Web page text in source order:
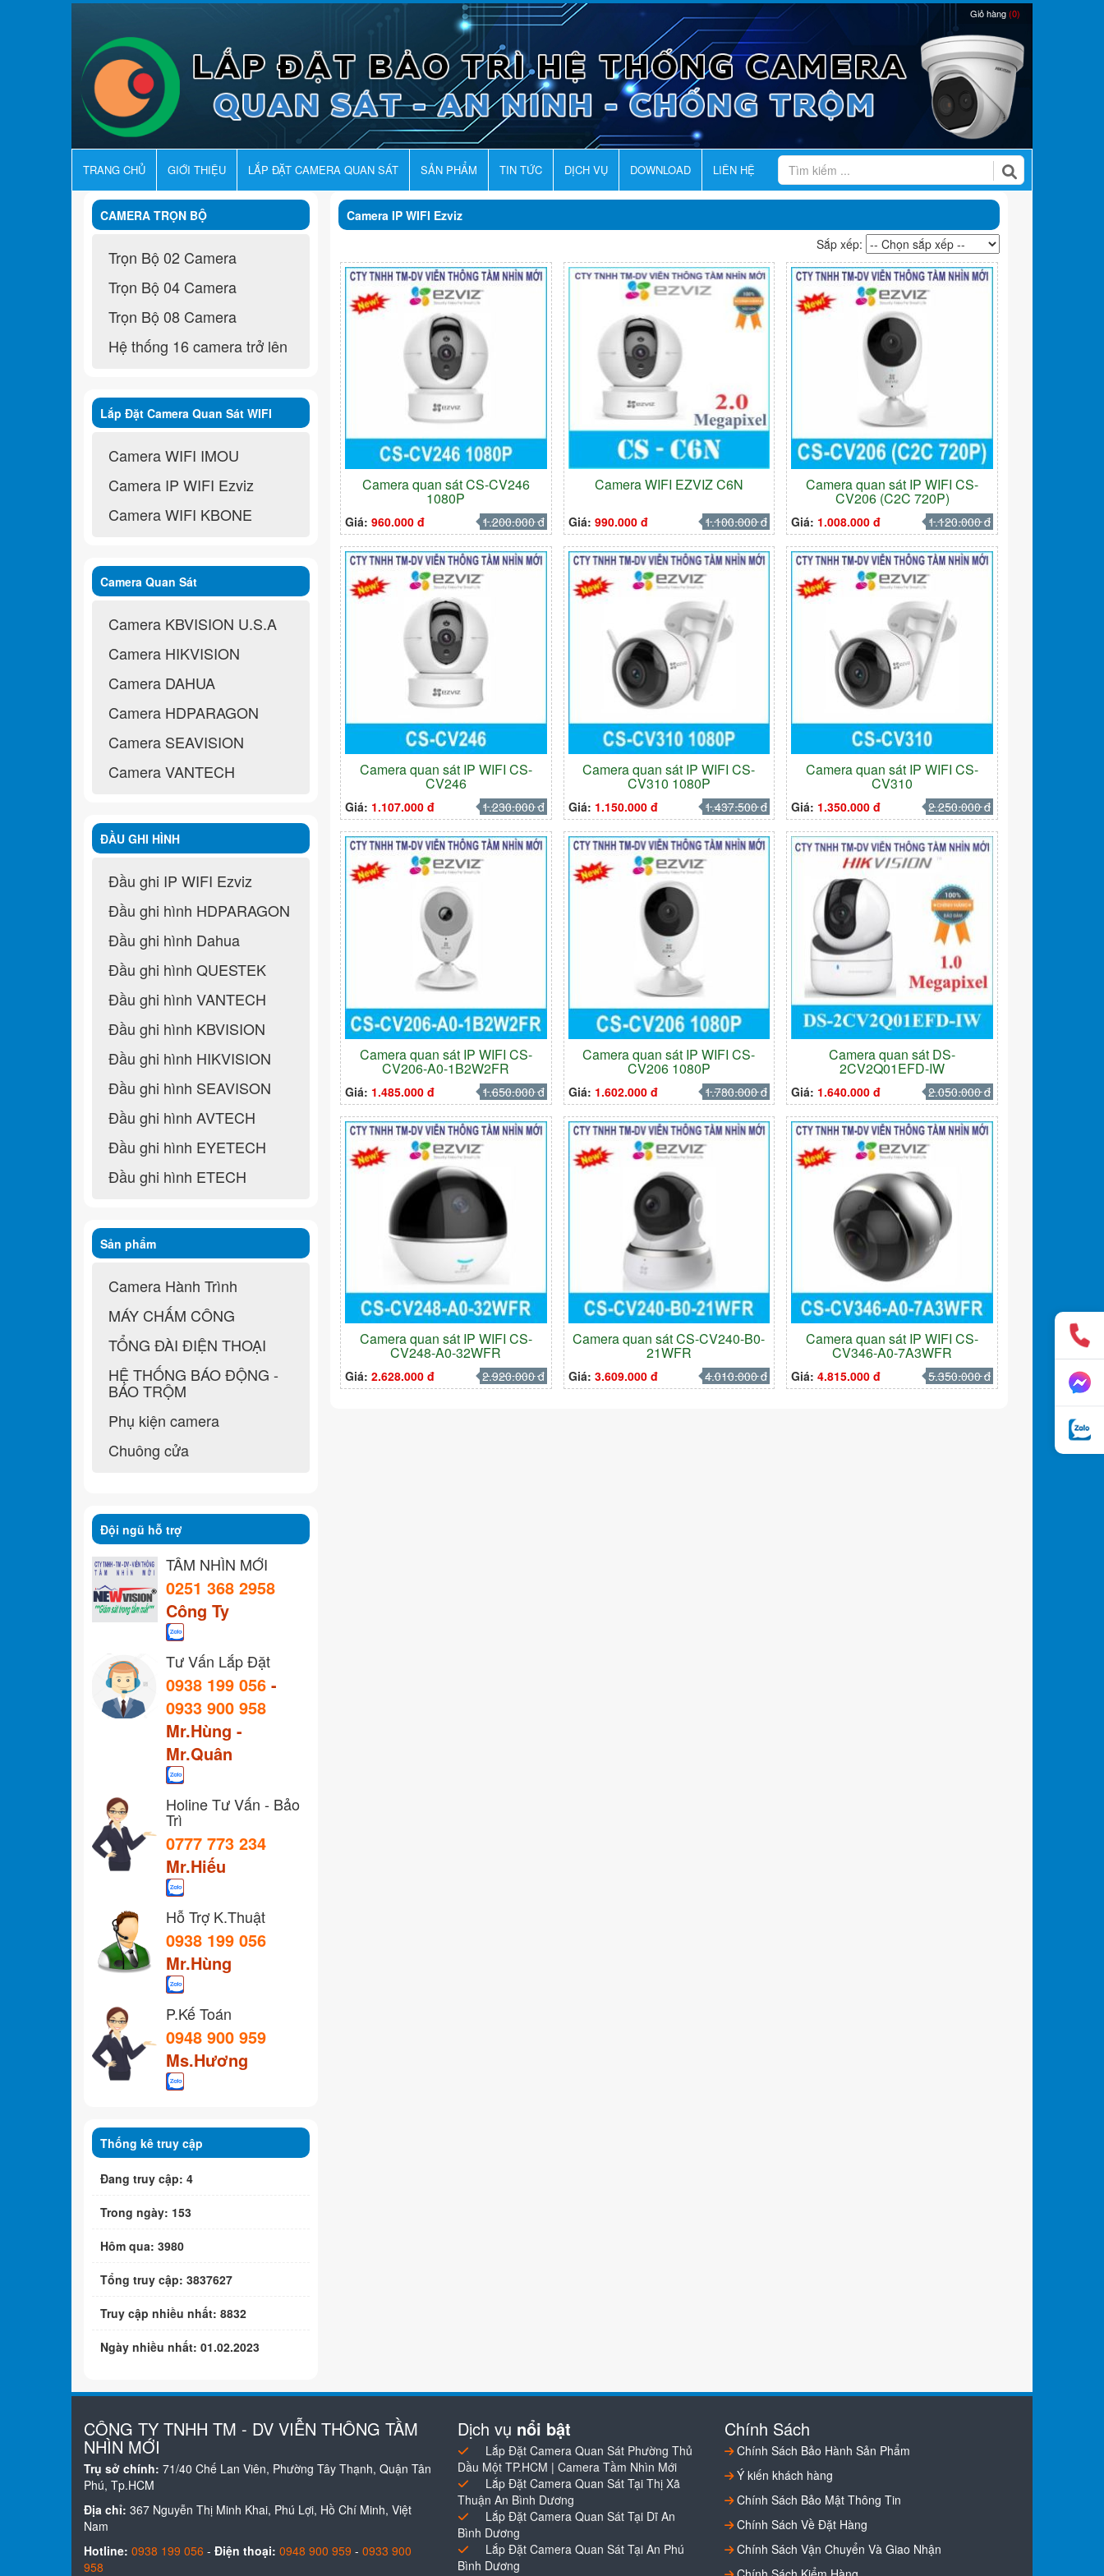
Giỏ hàng(0)
TRANG CHỦ GIỚI THIỆU LẮP ĐẶT CAMERA QUAN SÁT SẢN PHẨM TIN TỨC DỊCH VỤ DOWNLOAD LIÊN HỆ
Camera IP WIFI Ezviz
Sắp xếp:
Camera quan sát CS-CV246
1080P
Giá: 960.000 đ 1.200.000 đ
Camera WIFI EZVIZ C6N
Giá: 990.000 đ 1.100.000 đ
Camera quan sát IP WIFI CS-
CV206 (C2C 720P)
Giá: 1.008.000 đ 1.120.000 đ
Camera quan sát IP WIFI CS-
CV246
Giá: 1.107.000 đ 1.230.000 đ
Camera quan sát IP WIFI CS-
CV310 1080P
Giá: 1.150.000 đ 1.437.500 đ
Camera quan sát IP WIFI CS-
CV310
Giá: 1.350.000 đ 2.250.000 đ
Camera quan sát IP WIFI CS-
CV206-A0-1B2W2FR
Giá: 1.485.000 đ 1.650.000 đ
Camera quan sát IP WIFI CS-
CV206 1080P
Giá: 1.602.000 đ 1.780.000 đ
Camera quan sát DS-
2CV2Q01EFD-IW
Giá: 1.640.000 đ 2.050.000 đ
Camera quan sát IP WIFI CS-
CV248-A0-32WFR
Giá: 2.628.000 đ 2.920.000 đ
Camera quan sát CS-CV240-B0-
21WFR
Giá: 3.609.000 đ 4.010.000 đ
Camera quan sát IP WIFI CS-
CV346-A0-7A3WFR
Giá:4.815.000 đ 5.350.000 đ
CAMERA TRỌN BỘ
Trọn Bộ 02 Camera
Trọn Bộ 04 Camera
Trọn Bộ 08 Camera
Hệ thống 16 camera trở lên
Lắp Đặt Camera Quan Sát WIFI
Không Dây
Camera WIFI IMOU
Camera IP WIFI Ezviz
Camera WIFI KBONE
Camera Quan Sát
Camera KBVISION U.S.A
Camera HIKVISION
Camera DAHUA
Camera HDPARAGON
Camera SEAVISION
Camera VANTECH
ĐẦU GHI HÌNH
Đầu ghi IP WIFI Ezviz
Đầu ghi hình HDPARAGON
Đầu ghi hình Dahua
Đầu ghi hình QUESTEK
Đầu ghi hình VANTECH
Đầu ghi hình KBVISION
Đầu ghi hình HIKVISION
Đầu ghi hình SEAVISON
Đầu ghi hình AVTECH
Đầu ghi hình EYETECH
Đầu ghi hình ETECH
Sản phẩm
Camera Hành Trình
MÁY CHẤM CÔNG
TỔNG ĐÀI ĐIỆN THOẠI
HỆ THỐNG BÁO ĐỘNG -
BÁO TRỘM
Phụ kiện camera
Chuông cửa
Đội ngũ hỗ trợ
TẦM NHÌN MỚI
0251 368 2958
Công Ty
Tư Vấn Lắp Đặt
0938 199 056 -
0933 900 958
Mr.Hùng -
Mr.Quân
Holine Tư Vấn - Bảo
Trì
0777 773 234
Mr.Hiếu
Hỗ Trợ K.Thuật
0938 199 056
Mr.Hùng
P.Kế Toán
0948 900 959
Ms.Hương
Thống kê truy cập
Đang truy cập: 4
Trong ngày: 153
Hôm qua: 3980
Tổng truy cập: 3837627
Truy cập nhiều nhất: 8832
Ngày nhiều nhất: 01.02.2023
CÔNG TY TNHH TM - DV VIỄN THÔNG TẦM
NHÌN MỚI
Trụ sở chính: 71/40 Chế Lan Viên, Phường Tây Thạnh, Quận Tân
Phú, Tp.HCM
Địa chỉ: 367 Nguyễn Thị Minh Khai, Phú Lợi, Hồ Chí Minh, Việt
Nam
Hotline: 0938 199 056 - Điện thoại: 0948 900 959 - 0933 900
958
Dịch vụ nổi bật
Lắp Đặt Camera Quan Sát Phường Thủ
Dầu Một TP.HCM | Camera Tầm Nhìn Mới
Lắp Đặt Camera Quan Sát Tại Thị Xã
Thuận An Bình Dương
Lắp Đặt Camera Quan Sát Tại Dĩ An
Bình Dương
Lắp Đặt Camera Quan Sát Tại An Phú
Bình Dương
Chính Sách
Chính Sách Bảo Hành Sản Phẩm
Ý kiến khách hàng
Chính Sách Bảo Mật Thông Tin
Chính Sách Về Đặt Hàng
Chính Sách Vận Chuyển Và Giao Nhận